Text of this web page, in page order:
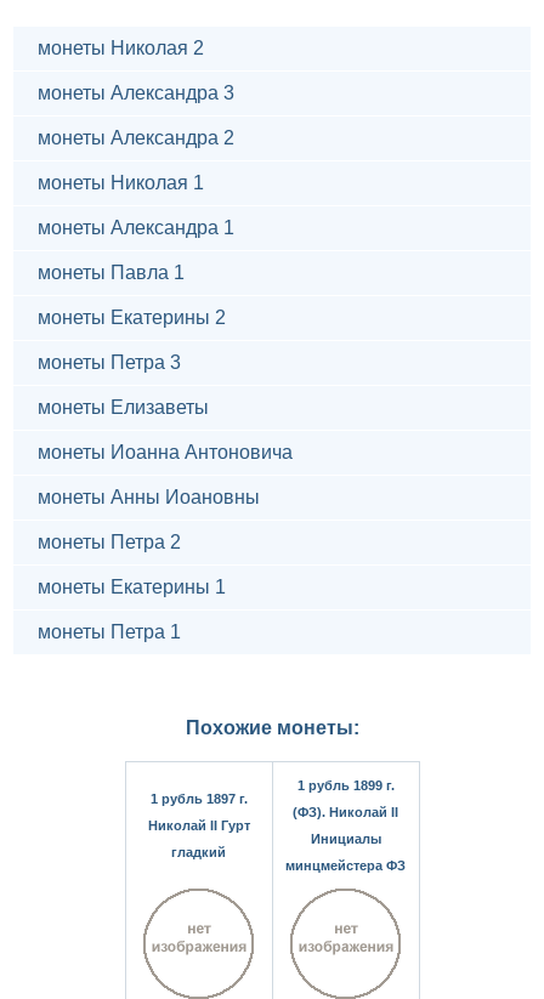
монеты Николая 2
монеты Александра 3
монеты Александра 2
монеты Николая 1
монеты Александра 1
монеты Павла 1
монеты Екатерины 2
монеты Петра 3
монеты Елизаветы
монеты Иоанна Антоновича
монеты Анны Иоановны
монеты Петра 2
монеты Екатерины 1
монеты Петра 1
Похожие монеты:
1 рубль 1897 г.
Николай II Гурт
гладкий
1 рубль 1899 г.
(ФЗ). Николай II
Инициалы
минцмейстера ФЗ